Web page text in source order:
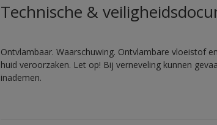
Technische &
Ontvlambaar. Waarschuwing. Ontvlambare vloeistof
huid veroorzaken. Let op! Bij verneveling kunnen
inademen.